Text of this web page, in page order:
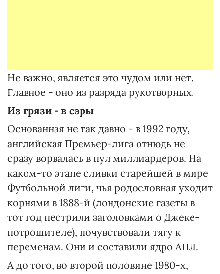
Не важно, является это чудом или нет.
Главное - оно из разряда рукотворных.
Из грязи - в сэры
Основанная не так давно - в 1992 году,
английская Премьер-лига отнюдь не
сразу ворвалась в пул миллиардеров. На
каком-то этапе сливки старейшей в мире
Футбольной лиги, чья родословная уходит
корнями в 1888-й (лондонские газеты в
тот год пестрили заголовками о Джеке-
потрошителе), почувствовали тягу к
переменам. Они и составили ядро АПЛ.
А до того, во второй половине 1980-х,